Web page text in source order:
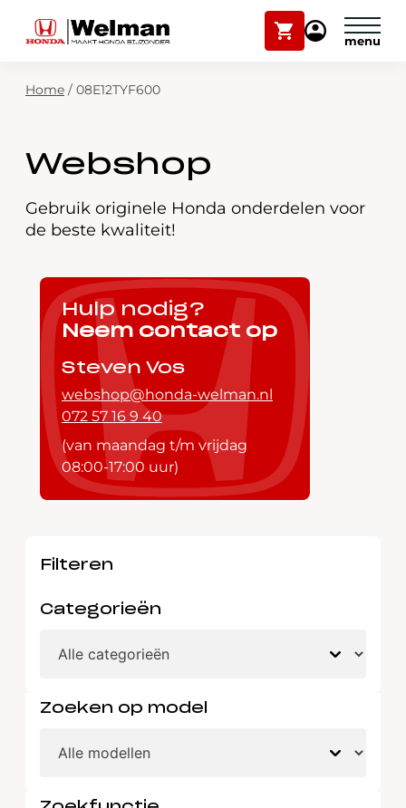
Winkelwagen
Mijn
Modellen
Over ons
Webshop
Contact
Zoekfunctie
Plan onderhoud
Mijn Honda Welman
Home / 08E12TYF600
Webshop
Gebruik originele Honda onderdelen voor
de beste kwaliteit!
Hulp nodig?
Neem contact op
Steven Vos
webshop@honda-welman.nl
072 57 16 9 40
(van maandag t/m vrijdag
08:00-17:00 uur)
Filteren
Categorieën
Zoeken op model